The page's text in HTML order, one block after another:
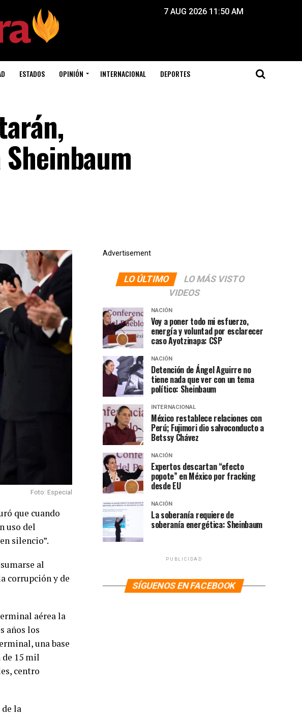
7 AUG 2026 11:50 AM
ESTADOS OPINIÓN INTERNACIONAL DEPORTES
Foto: Especial
que cuando
uso del
silencio”.
al
corrupción y de
aérea la
años los
una base
de 15 mil
centro
la
Advertisement
LO ÚLTIMO
LO MÁS VISTO
VIDEOS
NACIÓN
Voy a poner todo mi esfuerzo,
energía y voluntad por esclarecer
caso Ayotzinapa: CSP
NACIÓN
Detención de Ángel Aguirre no
tiene nada que ver con un tema
político: Sheinbaum
INTERNACIONAL
México restablece relaciones con
Perú; Fujimori dio salvoconducto a
Betssy Chávez
NACIÓN
Expertos descartan “efecto
popote” en México por fracking
desde EU
NACIÓN
La soberanía requiere de
soberanía energética: Sheinbaum
PUBLICIDAD
SÍGUENOS EN FACEBOOK